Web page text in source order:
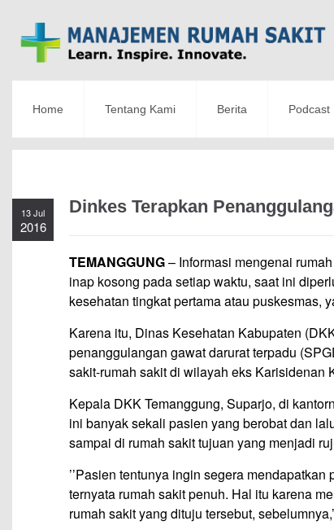
Home Tentang Kami Berita Podcast
13 Jul
2016
Dinkes Terapkan
TEMANGGUNG– Informasi mengenai
inap kosong pada setiap waktu, saat ini
kesehatan tingkat pertama atau puskesmas,
Karena itu, Dinas Kesehatan Kabupaten
penanggulangan gawat darurat terpadu
sakit-rumah sakit di wilayah eks Karisidenan
Kepala DKK Temanggung, Suparjo, di
ini banyak sekali pasien yang berobat dan
sampai di rumah sakit tujuan yang menjadi
’’Pasien tentunya ingin segera
ternyata rumah sakit penuh. Hal itu karena
rumah sakit yang dituju tersebut,